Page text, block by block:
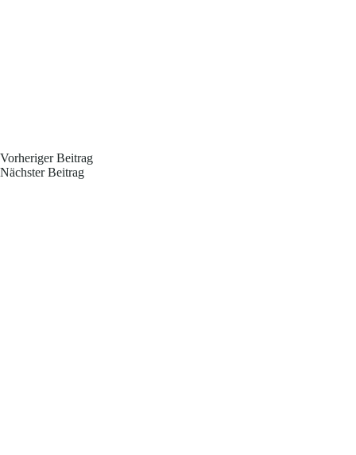
VorherigerBeitrag
NächsterBeitrag